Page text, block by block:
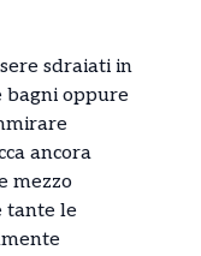
sdraiati in
bagni oppure
ancora
mezzo
tante le